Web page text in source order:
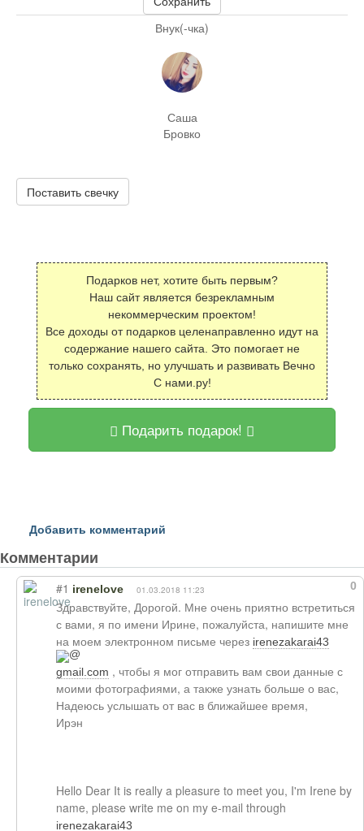
Внук(-чка)
Саша
Бровко
Поставить свечку
Подарков нет, хотите быть первым?
Наш сайт является безрекламным
некоммерческим проектом!
Все доходы от подарков целенаправленно идут на
содержание нашего сайта. Это помогает не
только сохранять, но улучшать и развивать Вечно
С нами.ру!
Подарить подарок!
Добавить комментарий
Комментарии
0
#1 irenelove 01.03.2018 11:23
Здравствуйте, Дорогой. Мне очень приятно встретиться
с вами, я по имени Ирине, пожалуйста, напишите мне
на моем электронном письме через irenezakarai43
gmail.com , чтобы я мог отправить вам свои данные с
моими фотографиями, а также узнать больше о вас,
Надеюсь услышать от вас в ближайшее время,
Ирэн
Hello Dear It is really a pleasure to meet you, I'm Irene by
name, please write me on my e-mail through
irenezakarai43